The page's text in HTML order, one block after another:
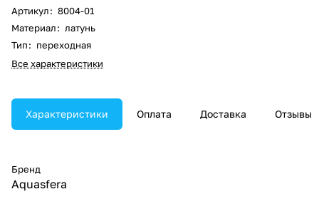
Артикул: 8004-01
Материал: латунь
Тип: переходная
Все характеристики
Характеристики Оплата Доставка Отзывы
Бренд
Aquasfera